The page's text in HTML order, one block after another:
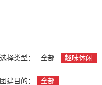
选择类型： 全部 趣味休闲
团建目的： 全部